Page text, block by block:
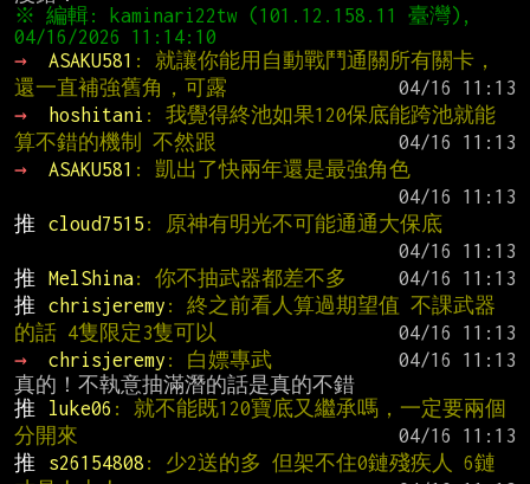
※ 編輯: kaminari22tw (101.12.158.11 臺灣),
→
ASAKU581 : 就讓你能用自動戰鬥通關所有關卡，
還一直補強舊角，可露
→
hoshitani : 我覺得終池如果120保底能跨池就能
算不錯的機制 不然跟
→
ASAKU581 : 凱出了快兩年還是最強角色
推
cloud7515 : 原神有明光不可能通通大保底
推
MelShina: 你不抽武器都差不多
推
chrisjeremy : 終之前看人算過期望值 不課武器
的話 4隻限定3隻可以
→
chrisjeremy : 白嫖專武
推
luke06 : 就不能既120寶底又繼承嗎，一定要兩個
分開來
推
s26154808 : 少2送的多 但架不住0鏈殘疾人 6鏈